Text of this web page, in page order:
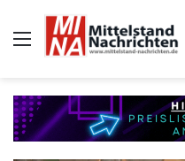
Auswahl